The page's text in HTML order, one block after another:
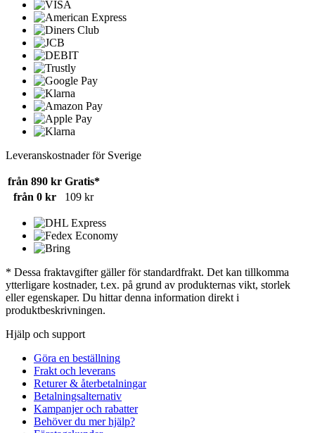
Leveranskostnader för Sverige
från 890 kr Gratis*
från 0 kr
109 kr
* Dessa fraktavgifter gäller för standardfrakt. Det kan tillkomma
ytterligare kostnader, t.ex. på grund av produkternas vikt, storlek
eller egenskaper. Du hittar denna information direkt i
produktbeskrivningen.
Hjälp och support
Göra en beställning
Frakt och leverans
Returer & återbetalningar
Betalningsalternativ
Kampanjer och rabatter
Behöver du mer hjälp?